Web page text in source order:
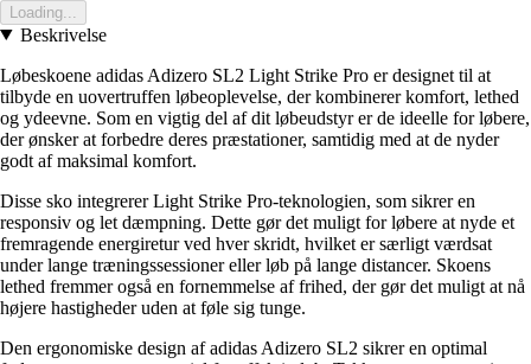
Loading...
Beskrivelse
Løbeskoene adidas Adizero SL2 Light Strike Pro er designet til at
tilbyde en uovertruffen løbeoplevelse, der kombinerer komfort, lethed
og ydeevne. Som en vigtig del af dit løbeudstyr er de ideelle for løbere,
der ønsker at forbedre deres præstationer, samtidig med at de nyder
godt af maksimal komfort.
Disse sko integrerer Light Strike Pro-teknologien, som sikrer en
responsiv og let dæmpning. Dette gør det muligt for løbere at nyde et
fremragende energiretur ved hver skridt, hvilket er særligt værdsat
under lange træningssessioner eller løb på lange distancer. Skoens
lethed fremmer også en fornemmelse af frihed, der gør det muligt at nå
højere hastigheder uden at føle sig tunge.
Den ergonomiske design af adidas Adizero SL2 sikrer en optimal